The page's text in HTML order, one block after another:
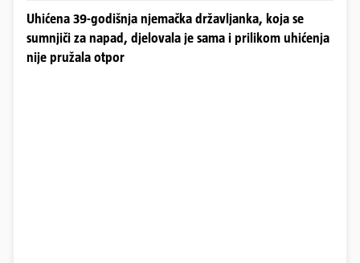
Uhićena 39-godišnja njemačka državljanka, koja se
sumnjiči za napad, djelovala je sama i prilikom uhićenja
nije pružala otpor